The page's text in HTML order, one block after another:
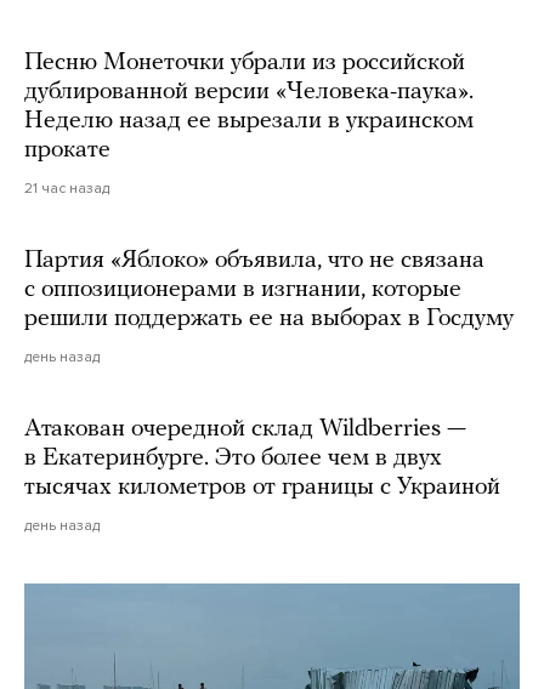
Песню Монеточки убрали из российской
дублированной версии «Человека-паука».
Неделю назад ее вырезали в украинском
прокате
21 час назад
Партия «Яблоко» объявила, что не связана
с оппозиционерами в изгнании, которые
решили поддержать ее на выборах в Госдуму
день назад
Атакован очередной склад Wildberries —
в Екатеринбурге. Это более чем в двух
тысячах километров от границы с Украиной
день назад